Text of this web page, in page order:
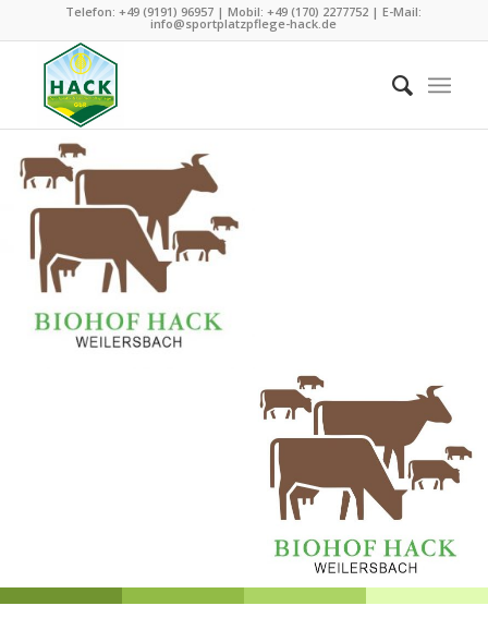
Telefon: +49 (9191) 96957 | Mobil: +49 (170) 2277752 | E-Mail:
info@sportplatzpflege-hack.de